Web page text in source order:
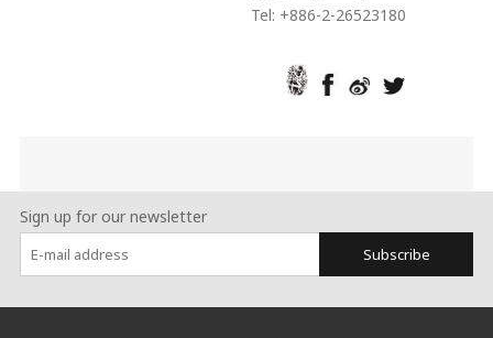
Tel: +886-2-26523180
Sign up for our newsletter
Subscribe
:::